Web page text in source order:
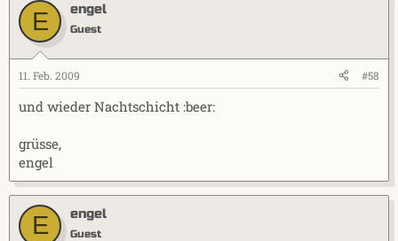
E engel
Guest
11. Feb. 2009 #58
und wieder Nachtschicht :beer:
grüsse,
engel
E engel
Guest